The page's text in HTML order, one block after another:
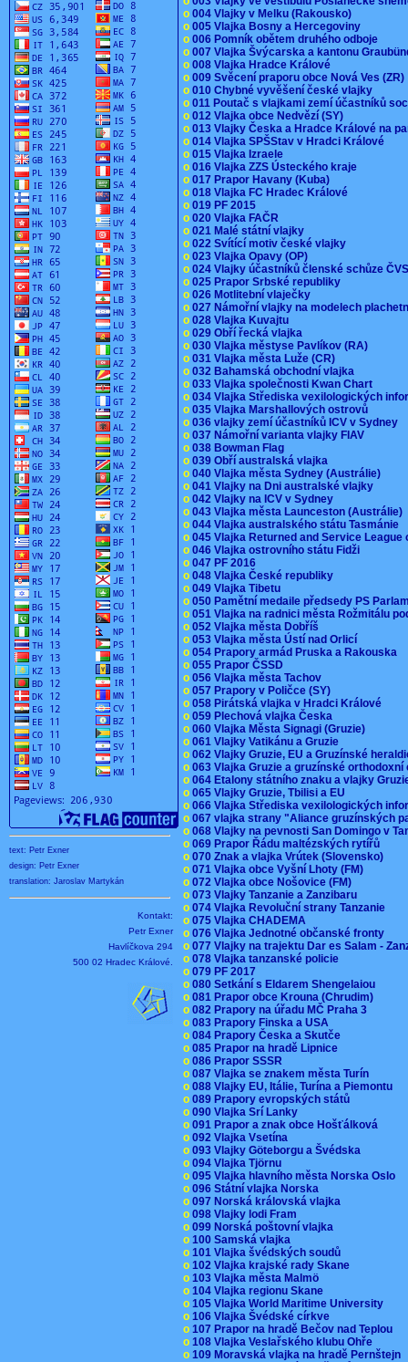
text: Petr Exner
design: Petr Exner
translation: Jaroslav Martykán
Kontakt:
Petr Exner
Havlíčkova 294
500 02 Hradec Králové.
o 004 Vlajky v Melku (Rakousko)
o 005 Vlajka Bosny a Hercegoviny
o 006 Pomník obětem druhého odboje
o 007 Vlajka Švýcarska a kantonu
o 008 Vlajka Hradce Králové
o 009 Svěcení praporu obce Nová Ves
o 010 Chybné vyvěšení české vlajky
o 011 Poutač s vlajkami zemí účastníků
o 012 Vlajka obce Nedvězí (SY)
o 013 Vlajky Česka a Hradce Králové na
o 014 Vlajka SPŠStav v Hradci Králové
o 015 Vlajka Izraele
o 016 Vlajka ZZS Ústeckého kraje
o 017 Prapor Havany (Kuba)
o 018 Vlajka FC Hradec Králové
o 019 PF 2015
o 020 Vlajka FAČR
o 021 Malé státní vlajky
o 022 Svítící motiv české vlajky
o 023 Vlajka Opavy (OP)
o 024 Vlajky účastníků členské schůze
o 025 Prapor Srbské republiky
o 026 Motlitební vlaječky
o 027 Námořní vlajky na modelech
o 028 Vlajka Kuvajtu
o 029 Obří řecká vlajka
o 030 Vlajka městyse Pavlíkov (RA)
o 031 Vlajka města Luže (CR)
o 032 Bahamská obchodní vlajka
o 033 Vlajka společnosti Kwan Chart
o 034 Vlajka Střediska vexilologických
o 035 Vlajka Marshallových ostrovů
o 036 vlajky zemí účastníků ICV v Sydney
o 037 Námořní varianta vlajky FIAV
o 038 Bowman Flag
o 039 Obří australská vlajka
o 040 Vlajka města Sydney (Austrálie)
o 041 Vlajky na Dni australské vlajky
o 042 Vlajky na ICV v Sydney
o 043 Vlajka města Launceston (Austrálie)
o 044 Vlajka australského státu Tasmánie
o 045 Vlajka Returned and Service
o 046 Vlajka ostrovního státu Fidži
o 047 PF 2016
o 048 Vlajka České republiky
o 049 Vlajka Tibetu
o 050 Pamětní medaile předsedy PS
o 051 Vlajka na radnici města Rožmitálu
o 052 Vlajka města Dobříš
o 053 Vlajka města Ústí nad Orlicí
o 054 Prapory armád Pruska a Rakouska
o 055 Prapor ČSSD
o 056 Vlajka města Tachov
o 057 Prapory v Poličce (SY)
o 058 Pirátská vlajka v Hradci Králové
o 059 Plechová vlajka Česka
o 060 Vlajka Města Signagi (Gruzie)
o 061 Vlajky Vatikánu a Gruzie
o 062 Vlajky Gruzie, EU a Gruzínské
o 063 Vlajka Gruzie a gruzínské
o 064 Etalony státního znaku a vlajky
o 065 Vlajky Gruzie, Tbilisi a EU
o 066 Vlajka Střediska vexilologických
o 067 vlajka strany "Aliance gruzínských
o 068 Vlajky na pevnosti San Domingo v
o 069 Prapor Řádu maltézských rytířů
o 070 Znak a vlajka Vrútek (Slovensko)
o 071 Vlajka obce Vyšní Lhoty (FM)
o 072 Vlajka obce Nošovice (FM)
o 073 Vlajky Tanzanie a Zanzibaru
o 074 Vlajka Revoluční strany Tanzanie
o 075 Vlajka CHADEMA
o 076 Vlajka Jednotné občanské fronty
o 077 Vlajky na trajektu Dar es Salam -
o 078 Vlajka tanzanské policie
o 079 PF 2017
o 080 Setkání s Eldarem Shengelaiou
o 081 Prapor obce Krouna (Chrudim)
o 082 Prapory na úřadu MČ Praha 3
o 083 Prapory Finska a USA
o 084 Prapory Česka a Skutče
o 085 Prapor na hradě Lipnice
o 086 Prapor SSSR
o 087 Vlajka se znakem města Turín
o 088 Vlajky EU, Itálie, Turína a Piemontu
o 089 Prapory evropských států
o 090 Vlajka Srí Lanky
o 091 Prapor a znak obce Hošťálková
o 092 Vlajka Vsetína
o 093 Vlajky Göteborgu a Švédska
o 094 Vlajka Tjörnu
o 095 Vlajka hlavního města Norska Oslo
o 096 Státní vlajka Norska
o 097 Norská královská vlajka
o 098 Vlajky lodi Fram
o 099 Norská poštovní vlajka
o 100 Samská vlajka
o 101 Vlajka švédských soudů
o 102 Vlajka krajské rady Skane
o 103 Vlajka města Malmö
o 104 Vlajka regionu Skane
o 105 Vlajka World Maritime University
o 106 Vlajka Švédské církve
o 107 Prapor na hradě Bečov nad Teplou
o 108 Vlajka Veslařského klubu Ohře
o 109 Moravská vlajka na hradě Pernštejn